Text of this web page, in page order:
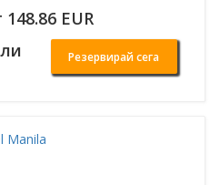
EUR
Резервирай сега
Manila